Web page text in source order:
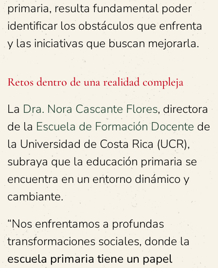
primaria, resulta fundamental poder
identificar los obstáculos que enfrenta
y las iniciativas que buscan mejorarla.
Retos dentro de una realidad compleja
La Dra. Nora Cascante Flores, directora
de la Escuela de Formación Docente de
la Universidad de Costa Rica (UCR),
subraya que la educación primaria se
encuentra en un entorno dinámico y
cambiante.
“Nos enfrentamos a profundas
transformaciones sociales, donde la
escuela primaria tiene un papel